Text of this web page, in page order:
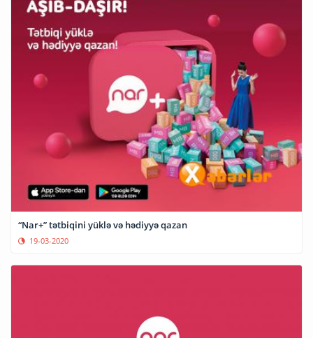
“Nar+” tətbiqini yüklə və hədiyyə qazan
19-03-2020